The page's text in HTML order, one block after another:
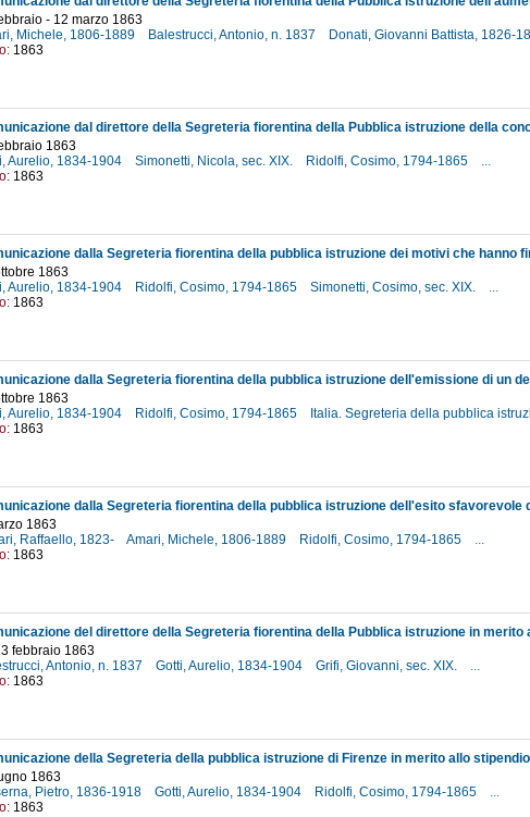
- 12 marzo 1863
Michele, 1806-1889
Balestrucci, Antonio, n. 1837 Donati, Giovanni Battista, 1826-
1863
1863
Aurelio, 1834-1904
Simonetti, Nicola, sec. XIX. Ridolfi, Cosimo, 1794-1865
...
1863
1863
Aurelio, 1834-1904
Ridolfi, Cosimo, 1794-1865 Simonetti, Cosimo, sec. XIX.
...
1863
1863
Aurelio, 1834-1904
Ridolfi, Cosimo, 1794-1865
Italia. Segreteria della pubblica
1863
1863
Raffaello, 1823-
Amari, Michele, 1806-1889 Ridolfi, Cosimo, 1794-1865
...
1863
febbraio 1863
Antonio, n. 1837
Gotti, Aurelio, 1834-1904 Grifi, Giovanni, sec. XIX.
...
1863
1863
Pietro, 1836-1918
Gotti, Aurelio, 1834-1904 Ridolfi, Cosimo, 1794-1865
...
1863